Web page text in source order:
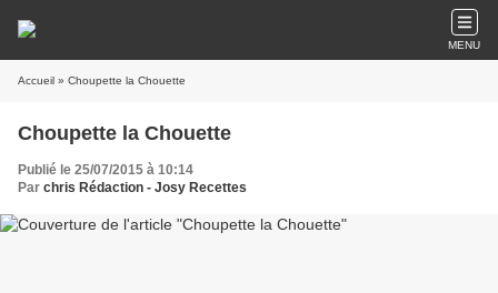
MENU
Accueil » Choupette la Chouette
Choupette la Chouette
Publié le 25/07/2015 à 10:14
Par chris Rédaction - Josy Recettes